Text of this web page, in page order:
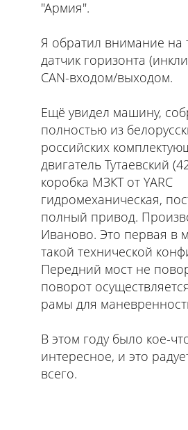
"Армия".
Я обратил внимание на
датчик горизонта
CAN-входом/выходом.
Ещё увидел машину,
полностью из
российских
двигатель Тутаевский
коробка МЗКТ от YARС
гидромеханическая,
полный привод.
Иваново. Это первая в
такой технической
Передний мост не
поворот
рамы для
В этом году было кое-
интересное, и это
всего.